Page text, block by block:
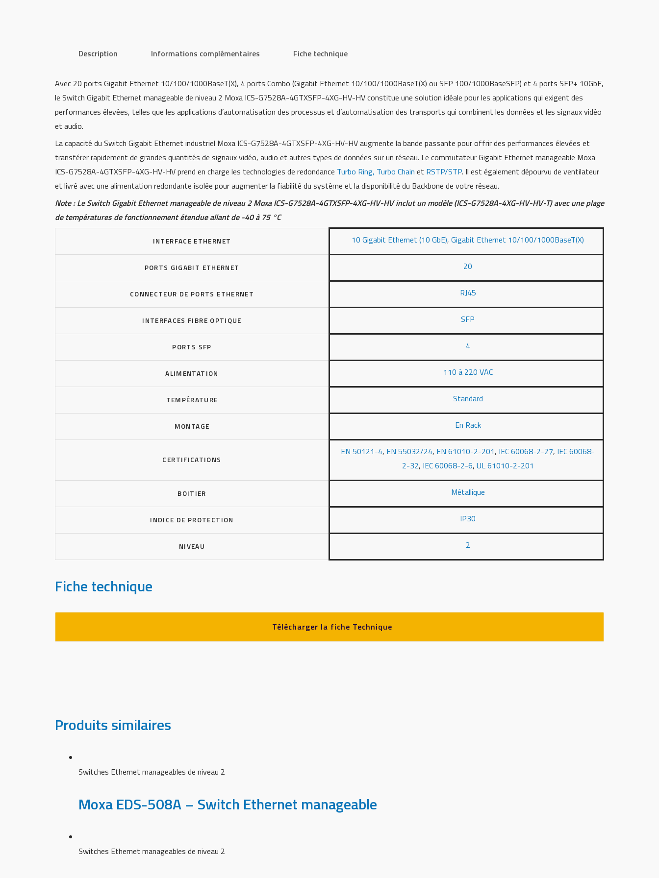
Description Informations complémentaires Fiche technique
Avec 20 ports Gigabit Ethernet 10/100/1000BaseT(X), 4 ports Combo (Gigabit Ethernet 10/100/1000BaseT(X) ou SFP 100/1000BaseSFP) et 4 ports SFP+ 10GbE,
le Switch Gigabit Ethernet manageable de niveau 2 Moxa ICS-G7528A-4GTXSFP-4XG-HV-HV constitue une solution idéale pour les applications qui exigent des
performances élevées, telles que les applications d’automatisation des processus et d’automatisation des transports qui combinent les données et les signaux vidéo
et audio.
La capacité du Switch Gigabit Ethernet industriel Moxa ICS-G7528A-4GTXSFP-4XG-HV-HV augmente la bande passante pour offrir des performances élevées et
transférer rapidement de grandes quantités de signaux vidéo, audio et autres types de données sur un réseau. Le commutateur Gigabit Ethernet manageable Moxa
ICS-G7528A-4GTXSFP-4XG-HV-HV prend en charge les technologies de redondance Turbo Ring, Turbo Chain et RSTP/STP. Il est également dépourvu de ventilateur
et livré avec une alimentation redondante isolée pour augmenter la fiabilité du système et la disponibilité du Backbone de votre réseau.
Note : Le Switch Gigabit Ethernet manageable de niveau 2 Moxa ICS-G7528A-4GTXSFP-4XG-HV-HV inclut un modèle (ICS-G7528A-4XG-HV-HV-T) avec une plage
de températures de fonctionnement étendue allant de -40 à 75 °C
INTERFACE ETHERNET 10 Gigabit Ethernet (10 GbE),Gigabit Ethernet 10/100/1000BaseT(X)
PORTS GIGABIT ETHERNET 20
CONNECTEUR DE PORTS ETHERNET RJ45
INTERFACES FIBRE OPTIQUE SFP
PORTS SFP 4
ALIMENTATION 110 à 220 VAC
TEMPÉRATURE Standard
MONTAGE En Rack
CERTIFICATIONS
EN 50121-4, EN 55032/24, EN 61010-2-201, IEC 60068-2-27, IEC 60068-
2-32, IEC 60068-2-6, UL 61010-2-201
BOITIER Métallique
INDICE DE PROTECTION IP30
NIVEAU 2
Fiche technique
Télécharger la fiche Technique
Produits similaires
Switches Ethernet manageables de niveau 2
Moxa EDS-508A – Switch Ethernet manageable
Switches Ethernet manageables de niveau 2